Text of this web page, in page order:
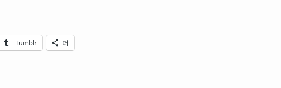
Tumblr 더